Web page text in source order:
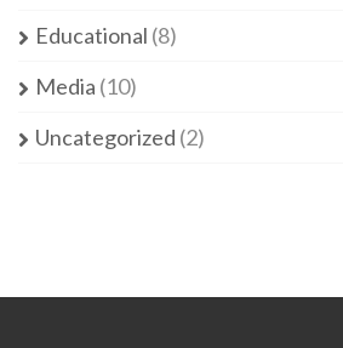
Educational (8)
Media (10)
Uncategorized (2)